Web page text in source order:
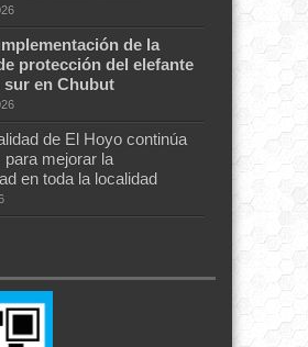
de la
protección del elefante
sur en Chubut
de El Hoyo continúa
para mejorar la
en toda la localidad